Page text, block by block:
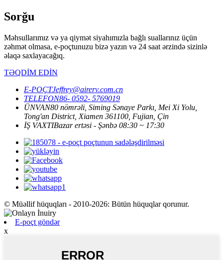
Sorğu
Məhsullarımız və ya qiymət siyahımızla bağlı suallarınız üçün
zəhmət olmasa, e-poçtunuzu bizə yazın və 24 saat ərzində sizinlə
əlaqə saxlayacağıq.
TƏQDİM EDİN
E-POÇTJeffrey@airerv.com.cn
TELEFON86- 0592- 5769019
ÜNVAN80 nömrəli, Siming Sənaye Parkı, Mei Xi Yolu,
Tong'an District, Xiamen 361100, Fujian, Çin
İŞ VAXTIBazar ertəsi - Şənbə 08:30 ~ 17:30
© Müəllif hüquqları - 2010-2026: Bütün hüquqlar qorunur.
E-poçt göndər
x